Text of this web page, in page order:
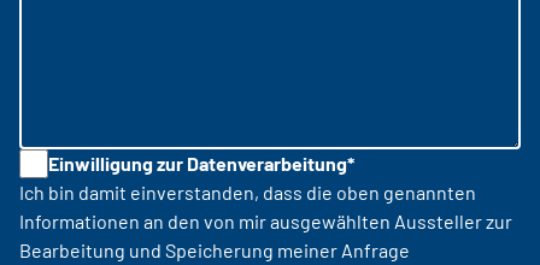
Einwilligung zur Datenverarbeitung*
Ich bin damit einverstanden, dass die oben genannten
Informationen an den von mir ausgewählten Aussteller zur
Bearbeitung und Speicherung meiner Anfrage